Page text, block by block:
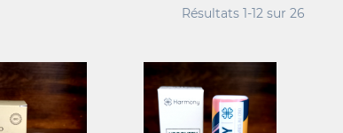
Résultats 1-12sur 26